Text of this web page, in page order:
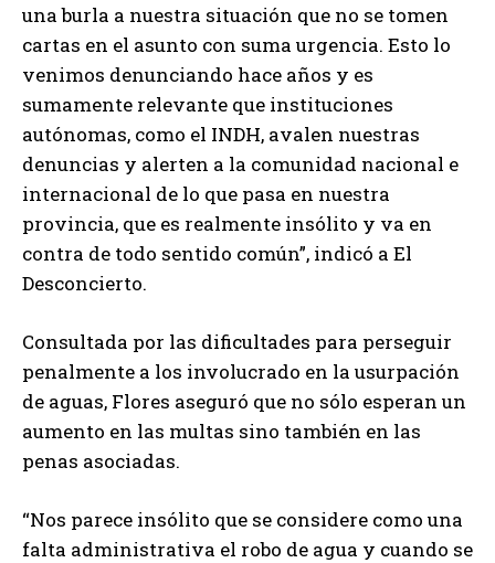
una burla a nuestra situación que no se tomen
cartas en el asunto con suma urgencia. Esto lo
venimos denunciando hace años y es
sumamente relevante que instituciones
autónomas, como el INDH, avalen nuestras
denuncias y alerten a la comunidad nacional e
internacional de lo que pasa en nuestra
provincia, que es realmente insólito y va en
contra de todo sentido común”, indicó a El
Desconcierto.
Consultada por las dificultades para perseguir
penalmente a los involucrado en la usurpación
de aguas, Flores aseguró que no sólo esperan un
aumento en las multas sino también en las
penas asociadas.
“Nos parece insólito que se considere como una
falta administrativa el robo de agua y cuando se